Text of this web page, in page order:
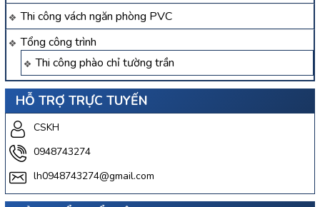
Thi công vách ngăn phòng PVC
Tổng công trình
Thi công phào chỉ tường trần
HỖ TRỢ TRỰC TUYẾN
CSKH
0948743274
lh0948743274@gmail.com